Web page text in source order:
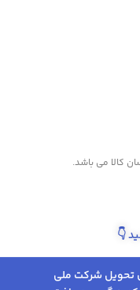
2 تا 3 روز کاری تحویل شرکت ملی
کالا می باشد.
👇